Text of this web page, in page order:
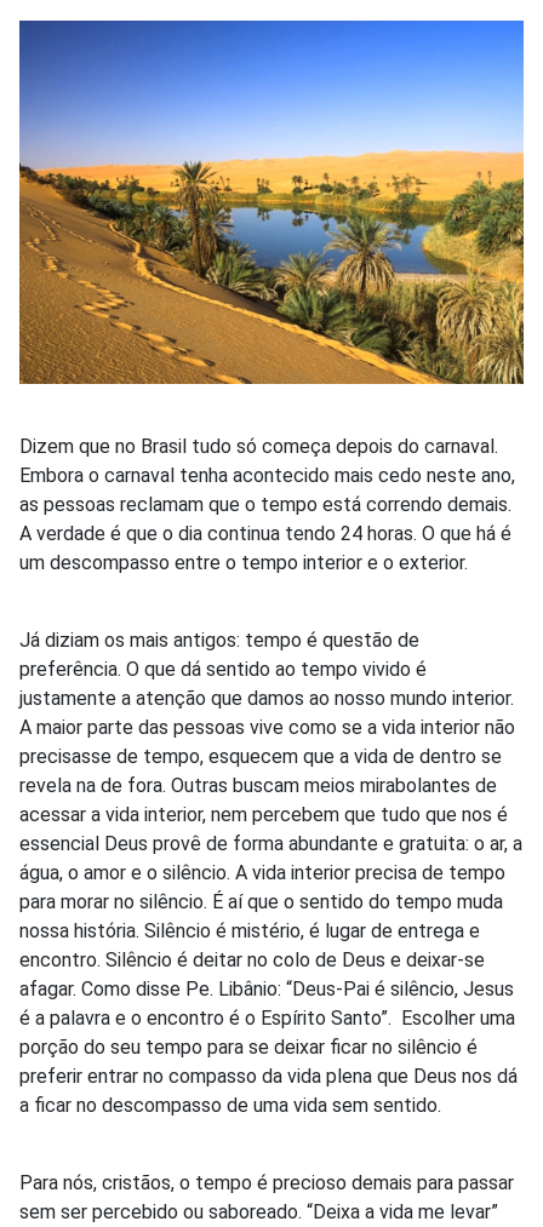
Dizem que no Brasil tudo só começa depois do carnaval.
Embora o carnaval tenha acontecido mais cedo neste ano,
as pessoas reclamam que o tempo está correndo demais.
A verdade é que o dia continua tendo 24 horas. O que há é
um descompasso entre o tempo interior e o exterior.
Já diziam os mais antigos: tempo é questão de
preferência. O que dá sentido ao tempo vivido é
justamente a atenção que damos ao nosso mundo interior.
A maior parte das pessoas vive como se a vida interior não
precisasse de tempo, esquecem que a vida de dentro se
revela na de fora. Outras buscam meios mirabolantes de
acessar a vida interior, nem percebem que tudo que nos é
essencial Deus provê de forma abundante e gratuita: o ar, a
água, o amor e o silêncio. A vida interior precisa de tempo
para morar no silêncio. É aí que o sentido do tempo muda
nossa história. Silêncio é mistério, é lugar de entrega e
encontro. Silêncio é deitar no colo de Deus e deixar-se
afagar. Como disse Pe. Libânio: “Deus-Pai é silêncio, Jesus
é a palavra e o encontro é o Espírito Santo”. Escolher uma
porção do seu tempo para se deixar ficar no silêncio é
preferir entrar no compasso da vida plena que Deus nos dá
a ficar no descompasso de uma vida sem sentido.
Para nós, cristãos, o tempo é precioso demais para passar
sem ser percebido ou saboreado. “Deixa a vida me levar”